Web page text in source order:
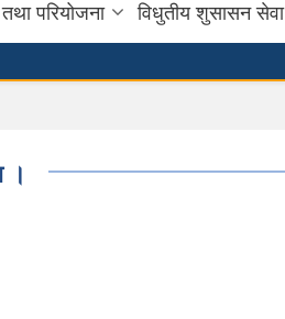
परियोजना विधुतीय शुसासन सेवा
।